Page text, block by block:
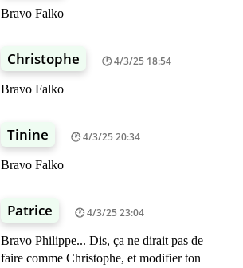
Bravo Falko
Christophe 4/3/25 18:54
Bravo Falko
Tinine 4/3/25 20:34
Bravo Falko
Patrice 4/3/25 23:04
Bravo Philippe... Dis, ça ne dirait pas de
faire comme Christophe, et modifier ton